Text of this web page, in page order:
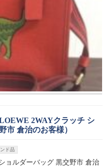
2WAYクラッチ シ
市 倉治のお客様）
ド品
ョルダーバッグ 黒交野市 倉治